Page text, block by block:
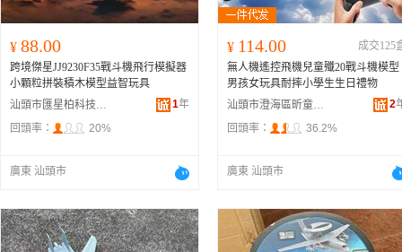
¥ 88.00
跨境傑星JJ9230F35戰斗機飛行模擬器
小顆粒拼裝積木模型益智玩具
汕頭市匯星柏科技有限公司
1年
回頭率：
20%
廣東 汕頭市
¥ 114.00
成交125
無人機遙控飛機兒童殲20戰斗機模型
男孩女玩具耐摔小學生生日禮物
汕頭市澄海區昕童趣造玩具廠
2
回頭率：
36.2%
廣東 汕頭市